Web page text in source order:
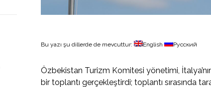
Bu yazı şu dillerde de mevcuttur: English Русский
Özbekistan Turizm Komitesi yönetimi,
bir toplantı gerçekleştirdi; toplantı sırasında